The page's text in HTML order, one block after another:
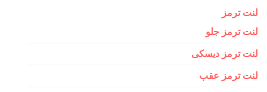
لنت ترمز
لنت ترمز جلو
لنت ترمز دیسکی
لنت ترمز عقب